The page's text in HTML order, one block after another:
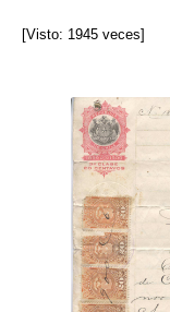
[Visto: 1945 veces]